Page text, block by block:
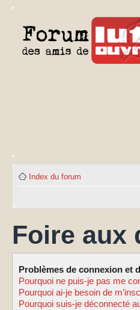
Index du forum
Foire aux
Problèmes de connexion et
Pourquoi ne puis-je pas me
Pourquoi ai-je besoin de
Pourquoi suis-je déconnecté